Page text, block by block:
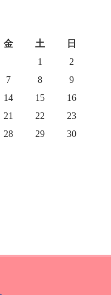
金 土
日
1
2
7 8
9
14 15
16
21 22
23
28 29
30